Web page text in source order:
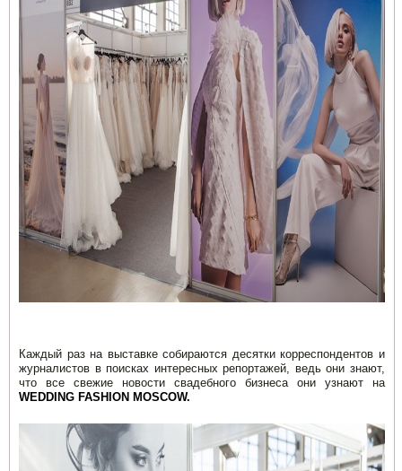
Каждый раз на выставке собираются десятки корреспондентов и
журналистов в поисках интересных репортажей, ведь они знают,
что все свежие новости свадебного бизнеса они узнают на
WEDDING FASHION MOSCOW.